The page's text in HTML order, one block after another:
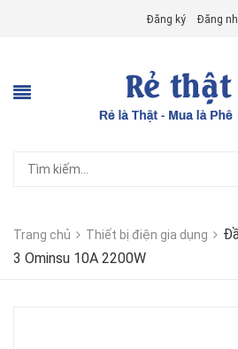
Đăng ký Đăng
Trang chủ Thiết bị điện gia dụng
3 Ominsu 10A 2200W